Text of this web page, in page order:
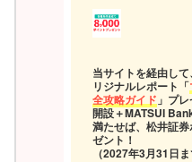
当サイトを経由して、
リジナルレポート「
全攻略ガイド 」プ
開設＋MATSUI
満たせば、松井証
ゼント！
（2027年3月31日ま